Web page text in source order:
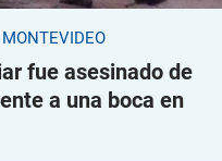
fue asesinado de
a una boca en